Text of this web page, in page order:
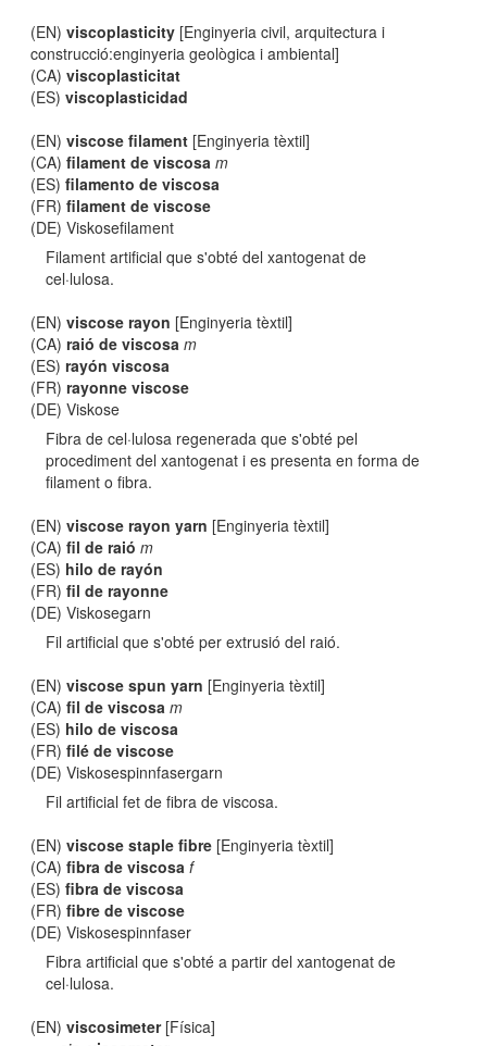
(EN)viscoplasticity [Enginyeria civil, arquitectura i
construcció:enginyeria geològica i ambiental]
(CA)viscoplasticitat
(ES)viscoplasticidad
(EN)viscose filament [Enginyeria tèxtil]
(CA)filament de viscosa m
(ES)filamento de viscosa
(FR)filament de viscose
(DE) Viskosefilament
Filament artificial que s'obté del xantogenat de
cel·lulosa.
(EN)viscose rayon [Enginyeria tèxtil]
(CA)raió de viscosa m
(ES)rayón viscosa
(FR)rayonne viscose
(DE) Viskose
Fibra de cel·lulosa regenerada que s'obté pel
procediment del xantogenat i es presenta en forma de
filament o fibra.
(EN)viscose rayon yarn [Enginyeria tèxtil]
(CA)fil de raió m
(ES) hilo de rayón
(FR)fil de rayonne
(DE) Viskosegarn
Fil artificial que s'obté per extrusió del raió.
(EN)viscose spun yarn [Enginyeria tèxtil]
(CA)fil de viscosa m
(ES) hilo de viscosa
(FR)filé de viscose
(DE) Viskosespinnfasergarn
Fil artificial fet de fibra de viscosa.
(EN)viscose staple fibre [Enginyeria tèxtil]
(CA)fibra de viscosa f
(ES)fibra de viscosa
(FR)fibre de viscose
(DE) Viskosespinnfaser
Fibra artificial que s'obté a partir del xantogenat de
cel·lulosa.
(EN)viscosimeter[Física]